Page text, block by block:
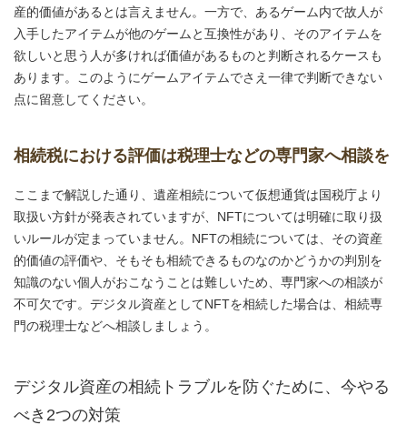
産的価値があるとは言えません。一方で、あるゲーム内で故人が
入手したアイテムが他のゲームと互換性があり、そのアイテムを
欲しいと思う人が多ければ価値があるものと判断されるケースも
あります。このようにゲームアイテムでさえ一律で判断できない
点に留意してください。
相続税における評価は税理士などの専門家へ相談を
ここまで解説した通り、遺産相続について仮想通貨は国税庁より
取扱い方針が発表されていますが、NFTについては明確に取り扱
いルールが定まっていません。NFTの相続については、その資産
的価値の評価や、そもそも相続できるものなのかどうかの判別を
知識のない個人がおこなうことは難しいため、専門家への相談が
不可欠です。デジタル資産としてNFTを相続した場合は、相続専
門の税理士などへ相談しましょう。
デジタル資産の相続トラブルを防ぐために、今やる
べき2つの対策